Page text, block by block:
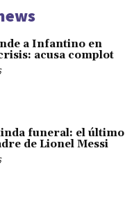
a Infantino en
acusa complot
funeral: el último
de Lionel Messi